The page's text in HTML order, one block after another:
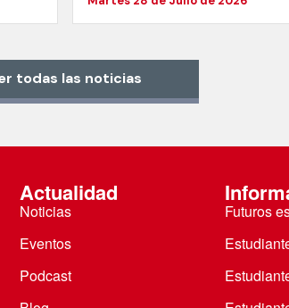
todas las noticias
Actualidad
Noticias
Eventos
Podcast
Futuros